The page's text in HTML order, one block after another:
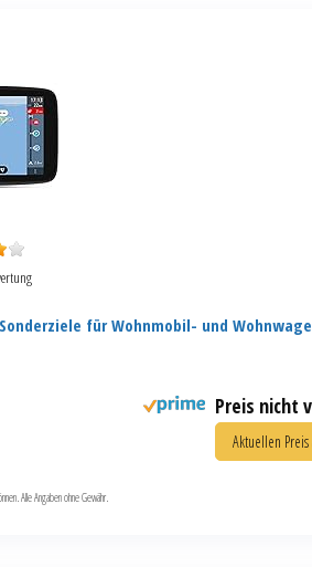
für Wohnmobil- und
Preis nicht
Aktuellen
Alle Angaben ohne Gewähr.